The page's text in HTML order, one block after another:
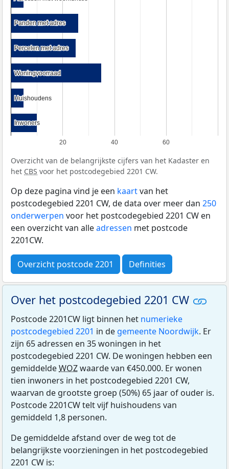
20 40 60
Panden met adres
Panden met adres
Percelen met adres
Percelen met adres
Woningvoorraad
Woningvoorraad
Huishoudens
Huishoudens
Inwoners
Inwoners
Overzicht van de belangrijkste cijfers van het Kadaster en
het CBS voor het postcodegebied 2201 CW.
Op deze pagina vind je een kaartvan het
postcodegebied 2201 CW, de data over meer dan 250
onderwerpen voor het postcodegebied 2201 CW en
een overzicht van alleadressen met postcode
2201CW.
Overzicht postcode 2201 Definities
Over het postcodegebied 2201 CW
Postcode 2201CW ligt binnen het numerieke
postcodegebied 2201 in de gemeente Noordwijk. Er
zijn 65 adressen en 35 woningen in het
postcodegebied 2201 CW. De woningen hebben een
gemiddeldeWOZwaarde van €450.000. Er wonen
tien inwoners in het postcodegebied 2201 CW,
waarvan de grootste groep (50%) 65 jaar of ouder is.
Postcode 2201CW telt vijf huishoudens van
gemiddeld 1,8 personen.
De gemiddelde afstand over de weg tot de
belangrijkste voorzieningen in het postcodegebied
2201 CW is: